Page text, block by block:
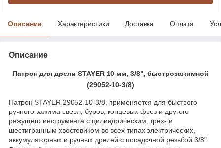
Описание Характеристики Доставка Оплата
Описание
Патрон для дрели STAYER 10 мм, 3/8", быстрозажимной
(29052-10-3/8)
Патрон STAYER 29052-10-3/8, применяется для быстрого
ручного зажима сверл, буров, концевых фрез и другого
режущего инструмента с цилиндрическим, трёх- и
шестигранным хвостовиком во всех типах электрических,
аккумуляторных и ручных дрелей с посадочной резьбой 3/8".